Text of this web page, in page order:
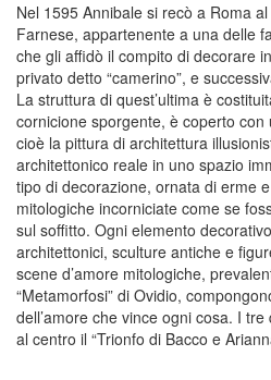
Nel 1595 Annibale si recò a Roma
Farnese, appartenente a una delle
che gli affidò il compito di decorare
privato detto “camerino”, e
La struttura di quest’ultima è
cornicione sporgente, è coperto
cioè la pittura di architettura
architettonico reale in uno spazio
tipo di decorazione, ornata di erme
mitologiche incorniciate come se
sul soffitto. Ogni elemento
architettonici, sculture antiche e
scene d’amore mitologiche,
“Metamorfosi” di Ovidio,
dell’amore che vince ogni cosa. I
al centro il “Trionfo di Bacco e